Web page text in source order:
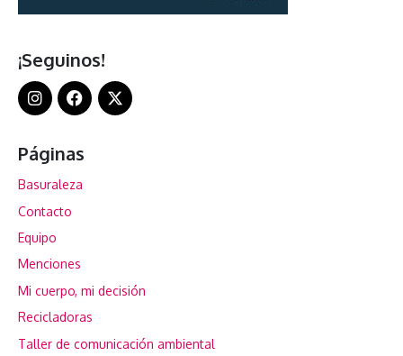
¡Seguinos!
Páginas
Basuraleza
Contacto
Equipo
Menciones
Mi cuerpo, mi decisión
Recicladoras
Taller de comunicación ambiental